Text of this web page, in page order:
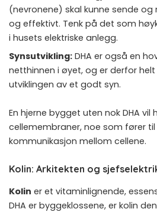
(nevronene) skal kunne sende
og effektivt. Tenk på det som
i husets elektriske anlegg.
Synsutvikling: DHA er også en
netthinnen i øyet, og er derfor
utviklingen av et godt syn.
En hjerne bygget uten nok DHA vil
cellemembraner, noe som fører
kommunikasjon mellom cellene.
Kolin: Arkitekten og
Kolin er et vitaminlignende,
DHA er byggeklossene, er kolin